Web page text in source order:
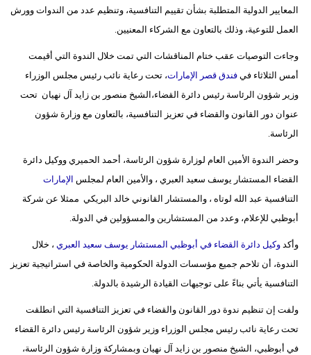
أبراج
سيارات
المعايير الدولية المتطلبة بشأن تقييم التنافسية، وتنظيم عدد من الندوات وورش
العمل للتوعية، وذلك بالتعاون مع الشركاء المعنيين.
وجاءت التوصيات عقب ختام المناقشات التي تمت خلال الندوة التي أقيمت
أمس الثلاثاء فيفندق قصر الإمارات، تحت رعاية نائب رئيس مجلس الوزراء
وزير شؤون الرئاسة رئيس دائرة القضاء،الشيخ منصور بن زايد آل نهيان تحت
عنوان دور القانون والقضاء في تعزيز التنافسية، بالتعاون مع وزارة شؤون
الرئاسة.
وحضر الندوة الأمين العام لوزارة شؤون الرئاسة، أحمد الحميري ووكيل دائرة
القضاء المستشار يوسف سعيد العبري ، والأمين العام لمجلس الإمارات
التنافسية عبد الله لوتاه ، والمستشار القانوني خالد البريكي ممثلا عن شركة
أبوظبي للإعلام، وعدد من المستشارين والمسؤولين في الدولة.
وأكدوكيل دائرة القضاء في أبوظبي المستشار يوسف سعيد العبري ، خلال
الندوة، أن تلاحم جميع مؤسسات الدولة الحكومية والخاصة في استراتيجية تعزيز
التنافسية يأتي بناءً على توجيهات القيادة الرشيدة بالدولة.
ولفت إن تنظيم ندوة دور القانون والقضاء في تعزيز التنافسية التي انطلقت
تحت رعاية نائب رئيس مجلس الوزراء وزير شؤون الرئاسة رئيس دائرة القضاء
في أبوظبي، الشيخ منصور بن زايد آل نهيان وبمشاركة وزارة شؤون الرئاسة،